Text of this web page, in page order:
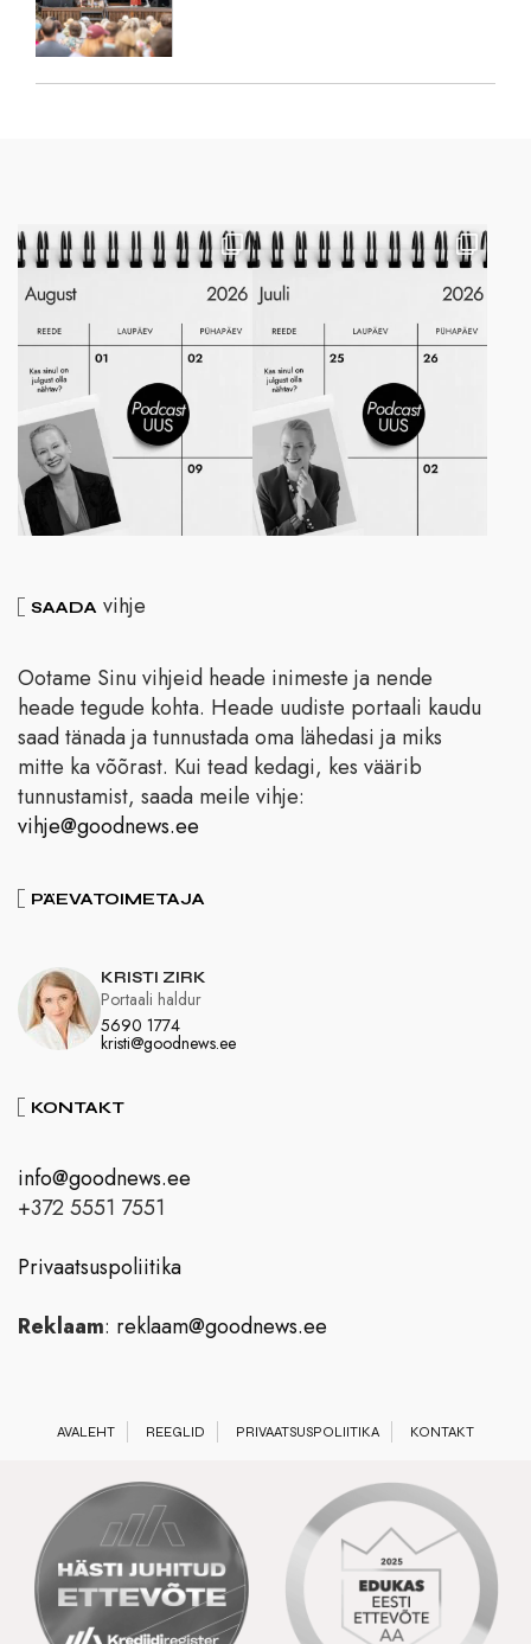
SAADA vihje
Ootame Sinu vihjeid heade inimeste ja nende
heade tegude kohta. Heade uudiste portaali kaudu
saad tänada ja tunnustada oma lähedasi ja miks
mitte ka võõrast. Kui tead kedagi, kes väärib
tunnustamist, saada meile vihje:
vihje@goodnews.ee
PÄEVATOIMETAJA
KRISTI ZIRK
5690 1774
kristi@goodnews.ee
Portaali haldur
KONTAKT
info@goodnews.ee
+372 5551 7551
Privaatsuspoliitika
Reklaam: reklaam@goodnews.ee
AVALEHT REEGLID PRIVAATSUSPOLIITIKA KONTAKT